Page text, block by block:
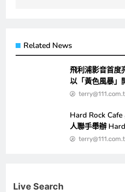
Related News
飛利浦影音首度
以「黃色風暴」
Hard Rock
人聯手舉辦
Live Search